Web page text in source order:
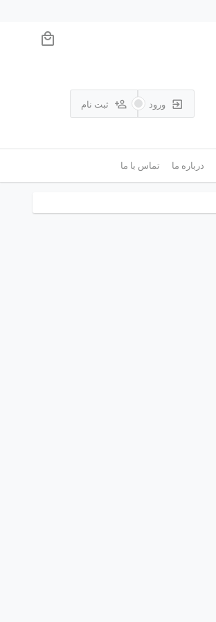
ورود ثبت نام
درباره ما تماس با ما